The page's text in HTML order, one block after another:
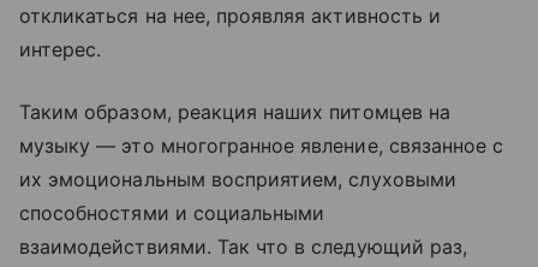
откликаться на нее, проявляя активность и
интерес.
Таким образом, реакция наших питомцев на
музыку — это многогранное явление, связанное с
их эмоциональным восприятием, слуховыми
способностями и социальными
взаимодействиями. Так что в следующий раз,